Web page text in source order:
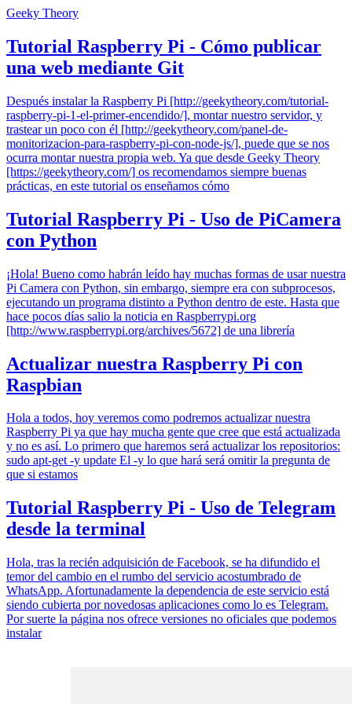
Geeky Theory
Tutorial Raspberry Pi - Cómo publicar
una web mediante Git
Después instalar la Raspberry Pi [http://geekytheory.com/tutorial-
raspberry-pi-1-el-primer-encendido/], montar nuestro servidor, y
trastear un poco con él [http://geekytheory.com/panel-de-
monitorizacion-para-raspberry-pi-con-node-js/], puede que se nos
ocurra montar nuestra propia web. Ya que desde Geeky Theory
[https://geekytheory.com/] os recomendamos siempre buenas
prácticas, en este tutorial os enseñamos cómo
Tutorial Raspberry Pi - Uso de PiCamera
con Python
¡Hola! Bueno como habrán leído hay muchas formas de usar nuestra
Pi Camera con Python, sin embargo, siempre era con subprocesos,
ejecutando un programa distinto a Python dentro de este. Hasta que
hace pocos días salio la noticia en Raspberrypi.org
[http://www.raspberrypi.org/archives/5672] de una librería
Actualizar nuestra Raspberry Pi con
Raspbian
Hola a todos, hoy veremos como podremos actualizar nuestra
Raspberry Pi ya que hay mucha gente que cree que está actualizada
y no es así. Lo primero que haremos será actualizar los repositorios:
sudo apt-get -y update El -y lo que hará será omitir la pregunta de
que si estamos
Tutorial Raspberry Pi - Uso de Telegram
desde la terminal
Hola, tras la recién adquisición de Facebook, se ha difundido el
temor del cambio en el rumbo del servicio acostumbrado de
WhatsApp. Afortunadamente la dependencia de este servicio está
siendo cubierta por novedosas aplicaciones como lo es Telegram.
Por suerte la página nos ofrece versiones no oficiales que podemos
instalar